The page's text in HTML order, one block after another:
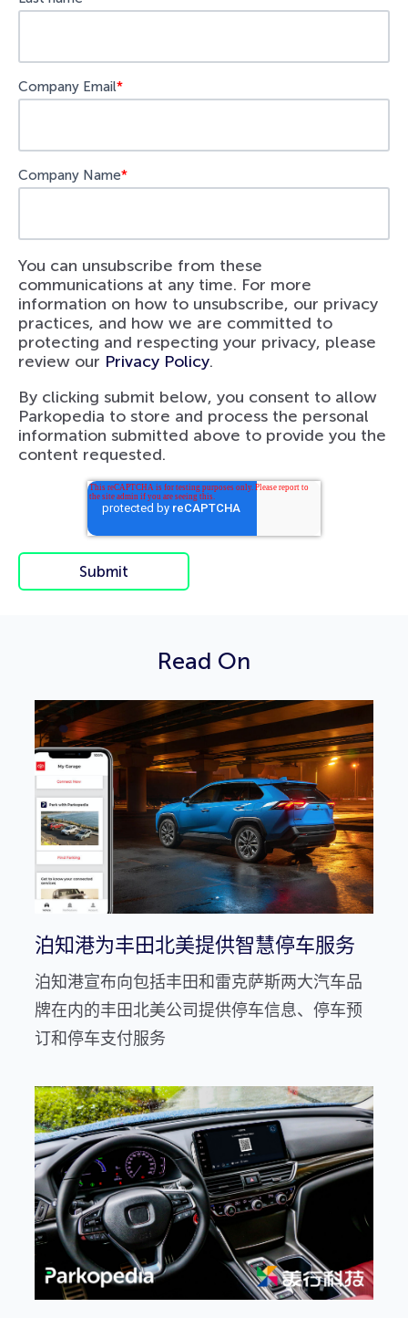
Company Email*
Company Name*
You can unsubscribe from these
communications at any time. For more
information on how to unsubscribe, our privacy
practices, and how we are committed to
protecting and respecting your privacy, please
review our Privacy Policy.
By clicking submit below, you consent to allow
Parkopedia to store and process the personal
information submitted above to provide you the
content requested.
Read On
泊知港为丰田北美提供智慧停车服务
泊知港宣布向包括丰田和雷克萨斯两大汽车品
牌在内的丰田北美公司提供停车信息、停车预
订和停车支付服务